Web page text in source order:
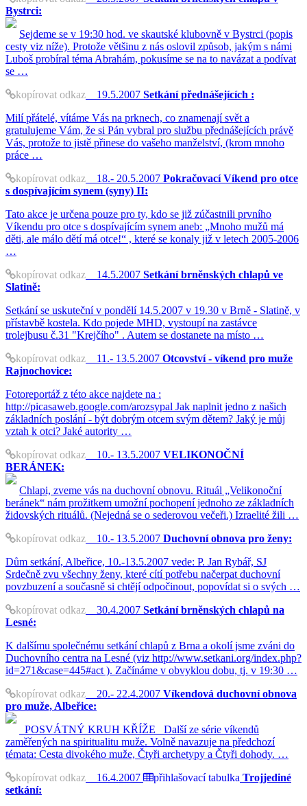
Bystrci:
Sejdeme se v 19:30 hod. ve skautské klubovně v Bystrci (popis
cesty viz níže). Protože většinu z nás oslovil způsob, jakým s námi
Luboš probíral téma Abrahám, pokusíme se na to navázat a podívat
se …
kopírovat odkaz 19.5.2007 Setkání přednášejících :
Milí přátelé, vítáme Vás na prknech, co znamenají svět a
gratulujeme Vám, že si Pán vybral pro službu přednášejících právě
Vás, protože to jistě přinese do vašeho manželství, (krom mnoho
práce …
kopírovat odkaz 18.- 20.5.2007 Pokračovací Víkend pro otce
s dospívajícím synem (syny) II:
Tato akce je určena pouze pro ty, kdo se již zúčastnili prvního
Víkendu pro otce s dospívajícím synem aneb: „Mnoho mužů má
děti, ale málo dětí má otce!“ , které se konaly již v letech 2005-2006
…
kopírovat odkaz 14.5.2007 Setkání brněnských chlapů ve
Slatině:
Setkání se uskuteční v pondělí 14.5.2007 v 19.30 v Brně - Slatině, v
přístavbě kostela. Kdo pojede MHD, vystoupí na zastávce
trolejbusu č.31 "Krejčího" . Autem se dostanete na místo …
kopírovat odkaz 11.- 13.5.2007 Otcovství - víkend pro muže
Rajnochovice:
Fotoreportáž z této akce najdete na :
http://picasaweb.google.com/arozsypal Jak naplnit jedno z našich
základních poslání - být dobrým otcem svým dětem? Jaký je můj
vztah k otci? Jaké autority …
kopírovat odkaz 10.- 13.5.2007 VELIKONOČNÍ
BERÁNEK:
Chlapi, zveme vás na duchovní obnovu. Rituál „Velikonoční
beránek“ nám prožitkem umožní pochopení jednoho ze základních
židovských rituálů. (Nejedná se o sederovou večeři.) Izraelité žili …
kopírovat odkaz 10.- 13.5.2007 Duchovní obnova pro ženy:
Dům setkání, Albeřice, 10.-13.5.2007 vede: P. Jan Rybář, SJ
Srdečně zvu všechny ženy, které cítí potřebu načerpat duchovní
povzbuzení a současně si chtějí odpočinout, popovídat si o svých …
kopírovat odkaz 30.4.2007 Setkání brněnských chlapů na
Lesné:
K dalšímu společnému setkání chlapů z Brna a okolí jsme zváni do
Duchovního centra na Lesné (viz http://www.setkani.org/index.php?
id=271&case=445#act ). Začínáme v obvyklou dobu, tj. v 19:30 …
kopírovat odkaz 20.- 22.4.2007 Víkendová duchovní obnova
pro muže, Albeřice:
POSVÁTNÝ KRUH KŘÍŽE Další ze série víkendů
zaměřených na spiritualitu muže. Volně navazuje na předchozí
témata: Cesta divokého muže, Čtyři archetypy a Čtyři dohody. …
kopírovat odkaz 16.4.2007 přihlašovací tabulka Trojjediné
setkání: